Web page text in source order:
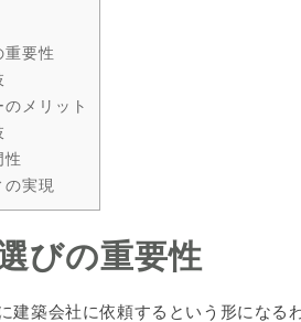
重要性
メリット
性
実現
びの重要性
建築会社に依頼するという形にな